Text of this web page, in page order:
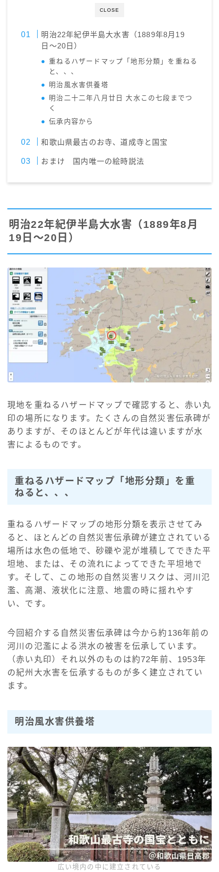
CLOSE
明治22年紀伊半島大水害（1889年8月19
日〜20日）
重ねるハザードマップ「地形分類」を重ねる
と、、、
明治風水害供養塔
明治二十二年八月廿日 大水この七段までつ
く
伝承内容から
和歌山県最古のお寺、道成寺と国宝
おまけ 国内唯一の絵時説法
明治22年紀伊半島大水害（1889年8月
19日〜20日）
現地を重ねるハザードマップで確認すると、赤い丸
印の場所になります。たくさんの自然災害伝承碑が
ありますが、そのほとんどが年代は違いますが水
害によるものです。
重ねるハザードマップ「地形分類」を重
ねると、、、
重ねるハザードマップの地形分類を表示させてみ
ると、ほとんどの自然災害伝承碑が建立されている
場所は水色の低地で、砂礫や泥が堆積してできた平
坦地、または、その流れによってできた平坦地で
す。そして、この地形の自然災害リスクは、河川氾
濫、高潮、液状化に注意、地震の時に揺れやす
い、です。
今回紹介する自然災害伝承碑は今から約136年前の
河川の氾濫による洪水の被害を伝承しています。
（赤い丸印）それ以外のものは約72年前、1953年
の紀州大水害を伝承するものが多く建立されてい
ます。
明治風水害供養塔
広い境内の中に建立されている